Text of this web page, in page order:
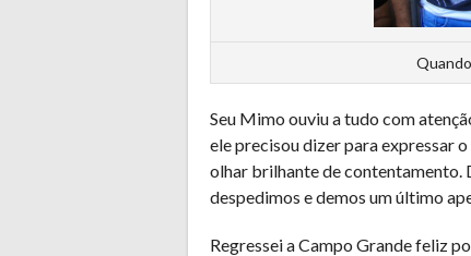
Seu Mimo ouviu a tudo com
ele precisou dizer para expressar
olhar brilhante de contentamento.
despedimos e demos um último
Regressei a Campo Grande feliz